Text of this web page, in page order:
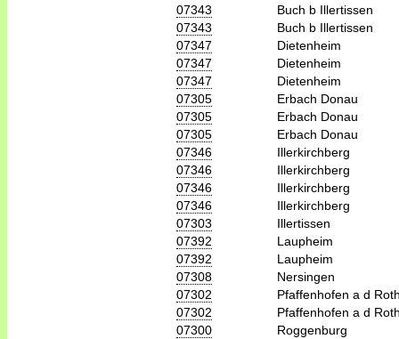
07343
Buch b Illertissen
07343
Buch b Illertissen
07347
Dietenheim
07347
Dietenheim
07347
Dietenheim
07305
Erbach Donau
07305
Erbach Donau
07305
Erbach Donau
07346
Illerkirchberg
07346
Illerkirchberg
07346
Illerkirchberg
07346
Illerkirchberg
07303
Illertissen
07392
Laupheim
07392
Laupheim
07308
Nersingen
07302
Pfaffenhofen a d
07302
Pfaffenhofen a d
07300
Roggenburg